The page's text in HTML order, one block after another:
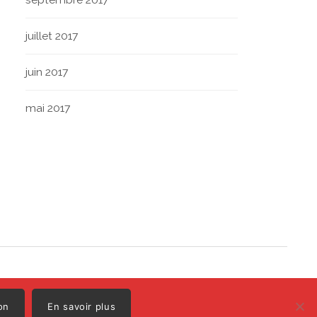
juillet 2017
juin 2017
mai 2017
par Polo
En savoir plus